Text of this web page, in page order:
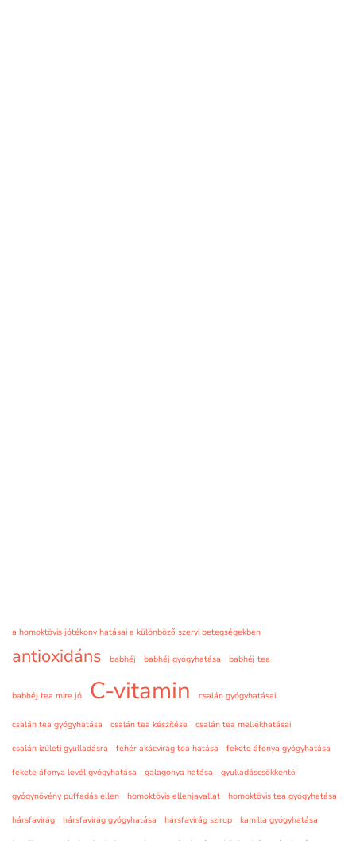
a homoktövis jótékony hatásai a különböző szervi betegségekben
antioxidáns babhéj babhéj gyógyhatása babhéj tea
babhéj tea mire jó C-vitamin csalán gyógyhatásai
csalán tea gyógyhatása csalán tea készítése
csalán tea mellékhatásai
csalán ízületi gyulladásra
fehér akácvirág tea hatása
fekete áfonya gyógyhatása
fekete áfonya levél gyógyhatása
galagonya hatása
gyulladáscsökkentő
gyógynövény puffadás ellen
homoktövis ellenjavallat
homoktövis tea gyógyhatása
hársfavirág
hársfavirág gyógyhatása hársfavirág szirup
kamilla gyógyhatása